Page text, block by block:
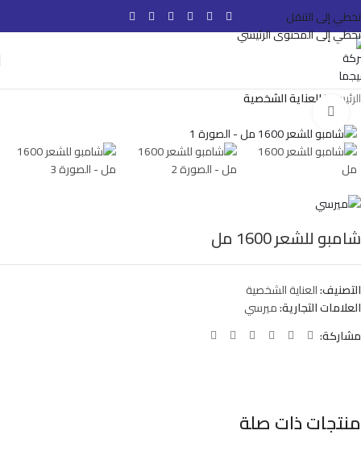
تخطي إلى التنقل
تخطي إلى المحتوى الرئيسي
الرئيسية العناية الشخصية
شامبو للشعر 1600 مل
التصنيف:العناية الشخصية
العلامات التجارية:ميرسي
مشاركة:
منتجات ذات صلة